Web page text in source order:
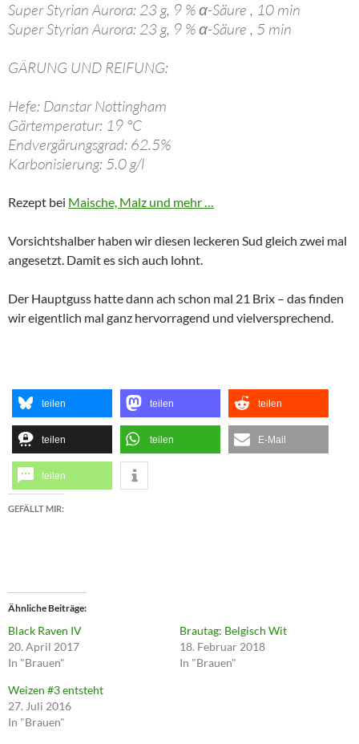
Super Styrian Aurora: 23 g, 9 % α-Säure , 10 min
Super Styrian Aurora: 23 g, 9 % α-Säure , 5 min
GÄRUNG UND REIFUNG:
Hefe: Danstar Nottingham
Gärtemperatur: 19 °C
Endvergärungsgrad: 62.5%
Karbonisierung: 5.0 g/l
Rezept bei Maische, Malz und mehr …
Vorsichtshalber haben wir diesen leckeren Sud gleich zwei mal
angesetzt. Damit es sich auch lohnt.
Der Hauptguss hatte dann ach schon mal 21 Brix – das finden
wir eigentlich mal ganz hervorragend und vielversprechend.
teilen teilen teilen
teilen teilen E-Mail
teilen
GEFÄLLT MIR:
Ähnliche Beiträge
Black Raven IV
20. April 2017
In "Brauen"
Brautag: Belgisch Wit
18. Februar 2018
In "Brauen"
Weizen #3 entsteht
27. Juli 2016
In "Brauen"